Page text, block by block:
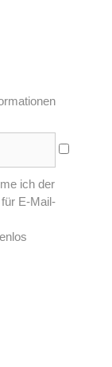
ich der
E-Mail-